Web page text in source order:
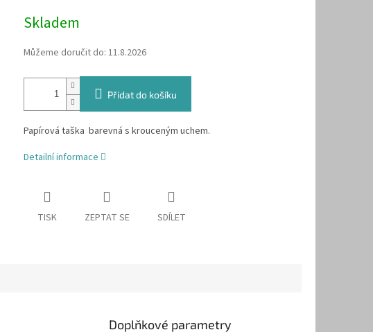
cena:
Skladem
Můžeme doručit do: 11.8.2026
Přidat do košíku
Papírová taška barevná s krouceným uchem.
Detailní informace
TISK ZEPTAT SE SDÍLET
Doplňkové parametry